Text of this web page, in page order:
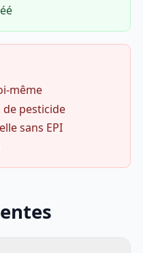
même
de pesticide
sans EPI